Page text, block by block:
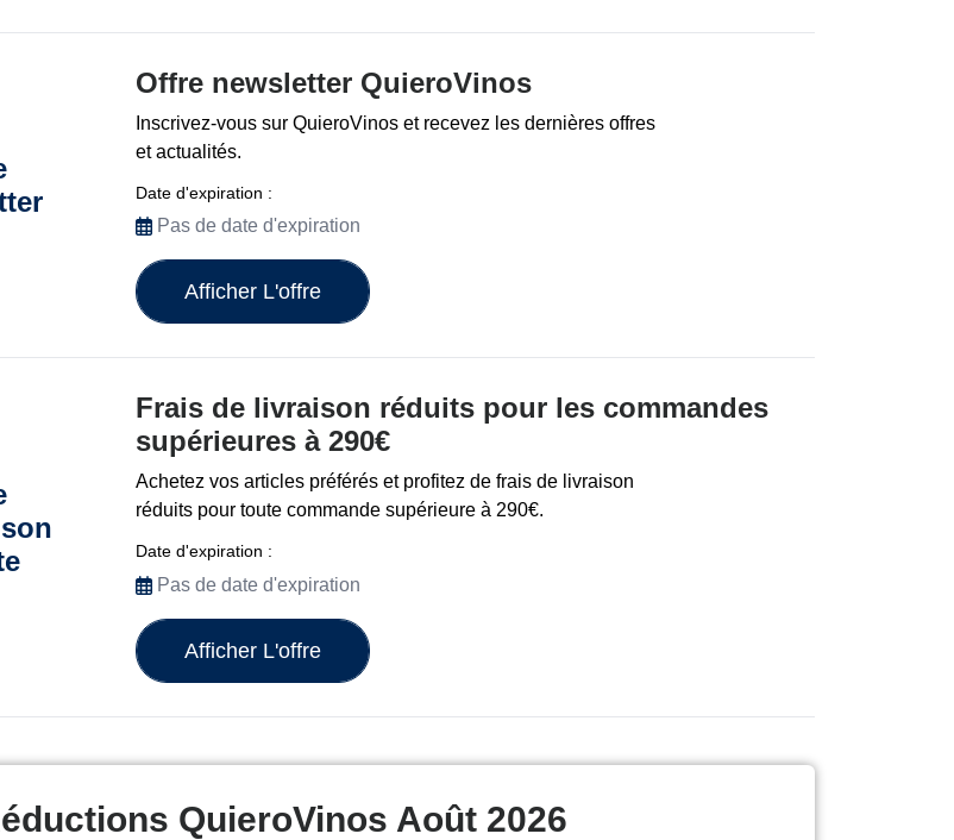
Offre newsletter QuieroVinos
Inscrivez-vous sur QuieroVinos et recevez les dernières offres
et actualités.
Date d'expiration :
Pas de date d'expiration
Afficher L'offre
Frais de livraison réduits pour les commandes
supérieures à 290€
Achetez vos articles préférés et profitez de frais de livraison
réduits pour toute commande supérieure à 290€.
Date d'expiration :
Pas de date d'expiration
Afficher L'offre
QuieroVinos Août 2026